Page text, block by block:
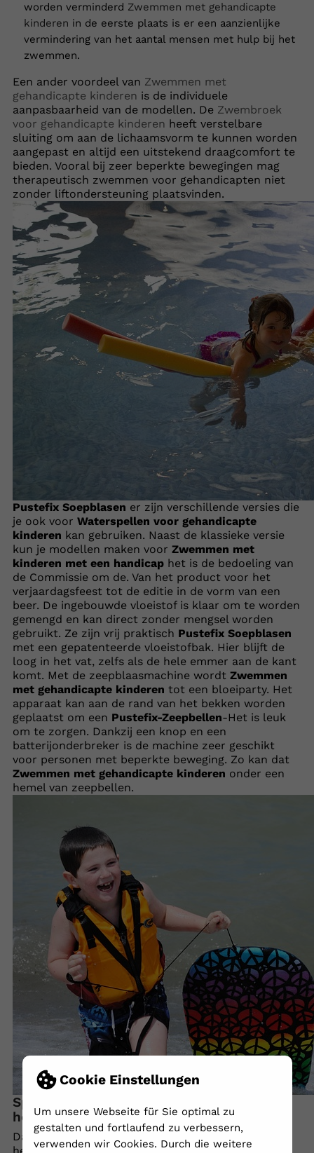
Cookie Einstellungen
Um unsere Webseite für Sie optimal zu
gestalten und fortlaufend zu verbessern,
verwenden wir Cookies. Durch die weitere
worden verminderd Zwemmen met gehandicapte
kinderen in de eerste plaats is er een aanzienlijke
vermindering van het aantal mensen met hulp bij het
zwemmen.
Een ander voordeel van Zwemmen met
gehandicapte kinderen is de individuele
aanpasbaarheid van de modellen. De Zwembroek
voor gehandicapte kinderen heeft verstelbare
sluiting om aan de lichaamsvorm te kunnen worden
aangepast en altijd een uitstekend draagcomfort te
bieden. Vooral bij zeer beperkte bewegingen mag
therapeutisch zwemmen voor gehandicapten niet
zonder liftondersteuning plaatsvinden.
Pustefix Soepblasen er zijn verschillende versies die
je ook voor Waterspellen voor gehandicapte
kinderen kan gebruiken. Naast de klassieke versie
kun je modellen maken voor Zwemmen met
kinderen met een handicap het is de bedoeling van
de Commissie om de. Van het product voor het
verjaardagsfeest tot de editie in de vorm van een
beer. De ingebouwde vloeistof is klaar om te worden
gemengd en kan direct zonder mengsel worden
gebruikt. Ze zijn vrij praktisch Pustefix Soepblasen
met een gepatenteerde vloeistofbak. Hier blijft de
loog in het vat, zelfs als de hele emmer aan de kant
komt. Met de zeepblaasmachine wordt Zwemmen
met gehandicapte kinderen tot een bloeiparty. Het
apparaat kan aan de rand van het bekken worden
geplaatst om een Pustefix-Zeepbellen-Het is leuk
om te zorgen. Dankzij een knop en een
batterijonderbreker is de machine zeer geschikt
voor personen met beperkte beweging. Zo kan dat
Zwemmen met gehandicapte kinderen onder een
hemel van zeepbellen.
Speelgoed voor gehandicapte kinderen in
het water
DatZwemmen met gehandicapte kinderen